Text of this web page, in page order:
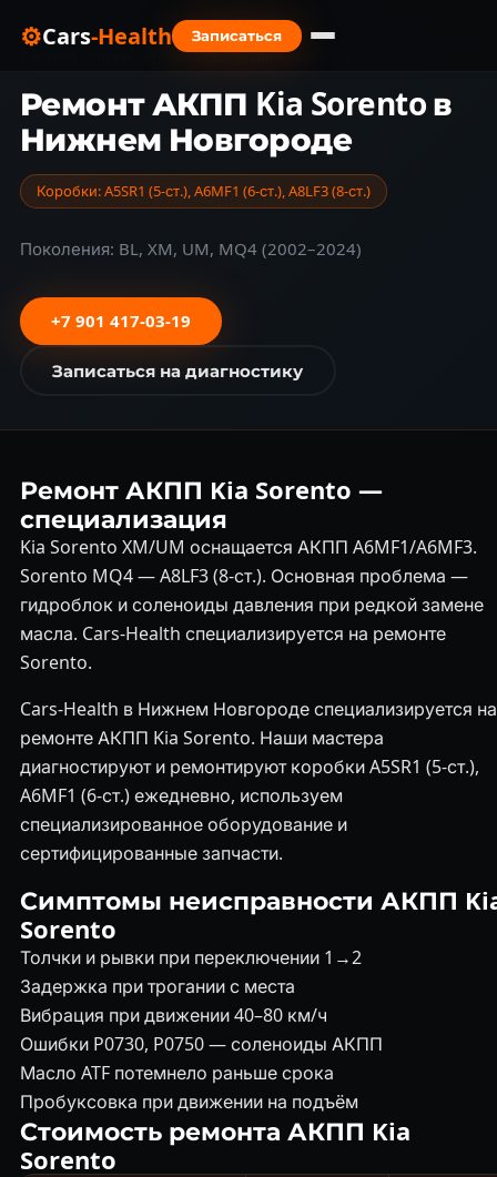
⚙Cars-Health
Записаться
Нижний Новгород › Марки авто
Ремонт АКПП Kia Sorento в
Нижнем Новгороде
Коробки: A5SR1 (5-ст.), A6MF1 (6-ст.), A8LF3 (8-ст.)
Поколения: BL, XM, UM, MQ4 (2002–2024)
+7 901 417-03-19
Записаться на диагностику
Ремонт АКПП Kia Sorento —
специализация
Kia Sorento XM/UM оснащается АКПП A6MF1/A6MF3.
Sorento MQ4 — A8LF3 (8-ст.). Основная проблема —
гидроблок и соленоиды давления при редкой замене
масла. Cars-Health специализируется на ремонте
Sorento.
Cars-Health в Нижнем Новгороде специализируется на
ремонте АКПП Kia Sorento. Наши мастера
диагностируют и ремонтируют коробки A5SR1 (5-ст.),
A6MF1 (6-ст.) ежедневно, используем
специализированное оборудование и
сертифицированные запчасти.
Симптомы неисправности АКПП
Sorento
Толчки и рывки при переключении 1→2
Задержка при трогании с места
Вибрация при движении 40–80 км/ч
Ошибки P0730, P0750 — соленоиды АКПП
Масло ATF потемнело раньше срока
Пробуксовка при движении на подъём
Стоимость ремонта АКПП Kia
Sorento